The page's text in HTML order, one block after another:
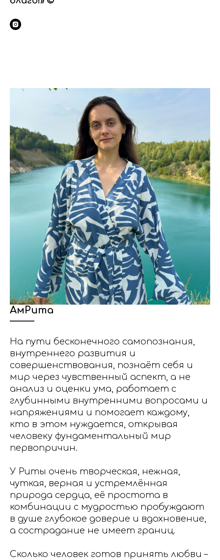
АмРита
На пути бесконечного самопознания,
внутреннего развития и
совершенствования, познаёт себя и
мир через чувственный аспект, а не
анализ и оценки ума, работает с
глубинными внутренними вопросами и
напряжениями и помогает каждому,
кто в этом нуждается, открывая
человеку фундаментальный мир
первопричин.
У Риты очень творческая, нежная,
чуткая, верная и устремлённая
природа сердца, её простота в
комбинации с мудростью пробуждают
в душе глубокое доверие и вдохновение,
а сострадание не имеет границ.
Сколько человек готов принять любви –